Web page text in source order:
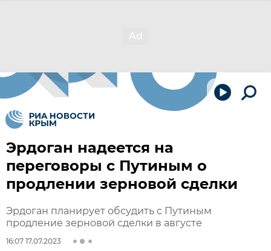
Эрдоган надеется на
переговоры с Путиным о
продлении зерновой сделки
Эрдоган планирует обсудить с Путиным
продление зерновой сделки в августе
16:07 17.07.2023